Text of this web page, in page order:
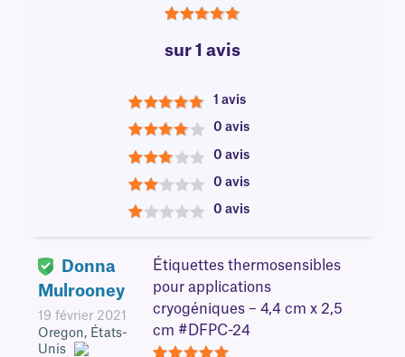
sur 1 avis
5
1 avis
4
0 avis
3
0 avis
2
0 avis
0 avis
Donna
Mulrooney
19 février 2021
Oregon, États-
Unis
Étiquettes thermosensibles
pour applications
cryogéniques – 4,4 cm x 2,5
cm #DFPC-24